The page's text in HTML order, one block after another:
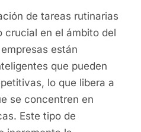
de tareas rutinarias
crucial en el ámbito del
están
que pueden
lo que libera a
se concentren en
Este tipo de